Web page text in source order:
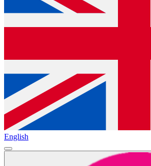
English